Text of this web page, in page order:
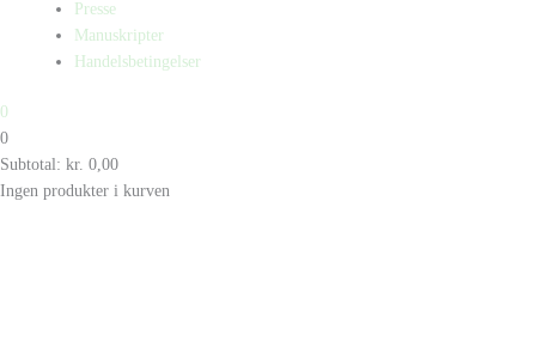
Presse
Manuskripter
Handelsbetingelser
0
0
Subtotal: kr. 0,00
Ingen produkter i kurven